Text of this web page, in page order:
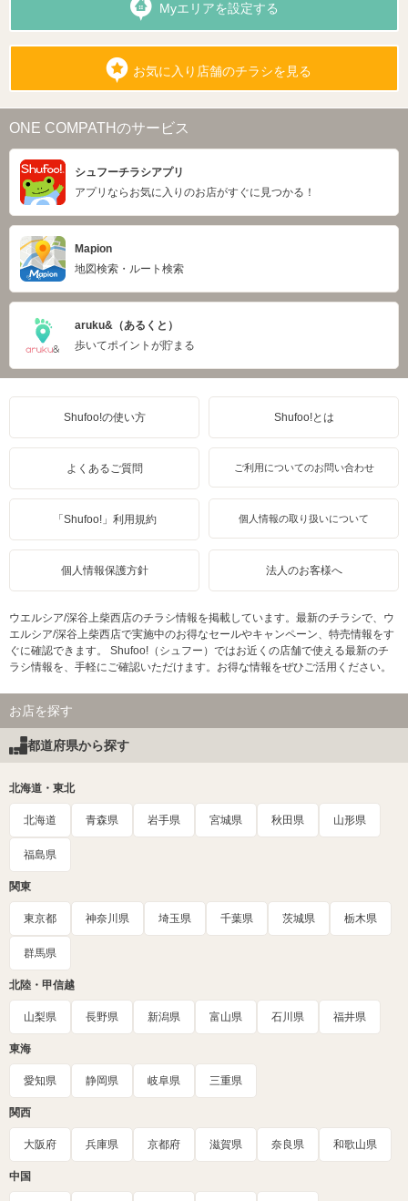
Myエリアを設定する
お気に入り店舗のチラシを見る
ONE COMPATHのサービス
シュフーチラシアプリ
アプリならお気に入りのお店がすぐに見つかる！
Mapion
地図検索・ルート検索
aruku&（あるくと）
歩いてポイントが貯まる
Shufoo!の使い方 Shufoo!とは
よくあるご質問 ご利用についてのお問い合わせ
「Shufoo!」利用規約 個人情報の取り扱いについて
個人情報保護方針 法人のお客様へ
ウエルシア/深谷上柴西店のチラシ情報を掲載しています。最新のチラシで、ウ
エルシア/深谷上柴西店で実施中のお得なセールやキャンペーン、特売情報をす
ぐに確認できます。 Shufoo!（シュフー）ではお近くの店舗で使える最新のチ
ラシ情報を、手軽にご確認いただけます。お得な情報をぜひご活用ください。
お店を探す
都道府県から探す
北海道・東北
北海道 青森県 岩手県 宮城県 秋田県 山形県
福島県
関東
東京都 神奈川県 埼玉県 千葉県 茨城県 栃木県
群馬県
北陸・甲信越
山梨県 長野県 新潟県 富山県 石川県 福井県
東海
愛知県 静岡県 岐阜県 三重県
関西
大阪府 兵庫県 京都府 滋賀県 奈良県 和歌山県
中国